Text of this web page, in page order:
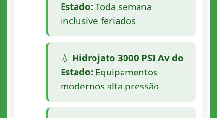
Estado:Toda semana
inclusive feriados
💧 Hidrojato 3000 PSI Av do
Estado:Equipamentos
modernos alta pressão